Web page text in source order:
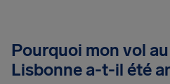
Pourquoi mon vol
Lisbonne a-t-il été